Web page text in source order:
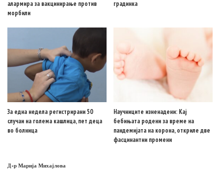
алармира за вакцинирање против
морбили
градинка
За една недела регистрирани 50
случаи на голема кашлица, пет деца
во болница
Научниците изненадени: Кај
бебињата родени за време на
пандемијата на корона, откриле две
фасцинантни промени
Д-р Марија Михајлова